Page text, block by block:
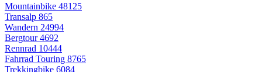
Mountainbike 48125
Transalp 865
Wandern 24994
Bergtour4692
Rennrad 10444
Fahrrad Touring 8765
Trekkingbike 6084